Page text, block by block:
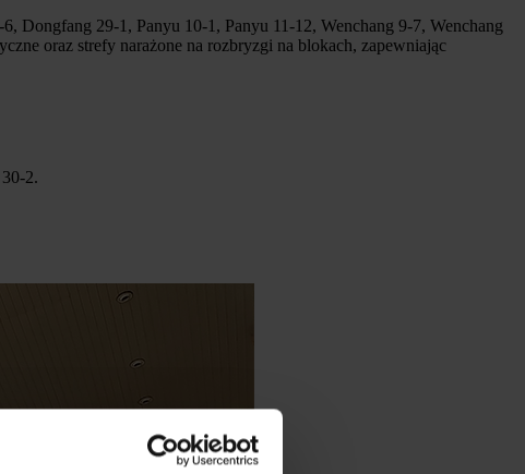
Dongfang 29-1, Panyu 10-1, Panyu 11-12, Wenchang 9-7, Wenchang
oraz strefy narażone na rozbryzgi na blokach, zapewniając
2.